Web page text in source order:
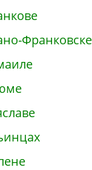
Франковске